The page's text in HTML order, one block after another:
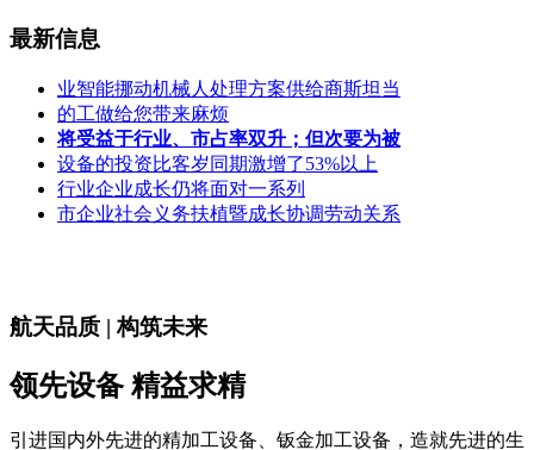
最新信息
业智能挪动机械人处理方案供给商斯坦当
的工做给您带来麻烦
将受益于行业、市占率双升；但次要为被
设备的投资比客岁同期激增了53%以上
行业企业成长仍将面对一系列
市企业社会义务扶植暨成长协调劳动关系
航天品质 | 构筑未来
领先设备 精益求精
引进国内外先进的精加工设备、钣金加工设备，造就先进的生